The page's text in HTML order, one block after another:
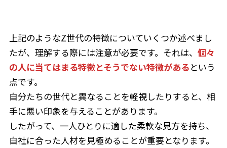
上記のようなZ世代の特徴についていくつか述べまし
たが、理解する際には注意が必要です。それは、 個々
の人に当てはまる特徴とそうでない特徴があるという
点です。
自分たちの世代と異なることを軽視したりすると、相
手に悪い印象を与えることがあります。
したがって、一人ひとりに適した柔軟な見方を持ち、
自社に合った人材を見極めることが重要となります。